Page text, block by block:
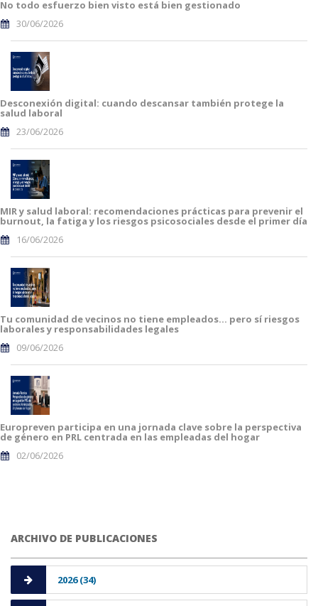
No todo esfuerzo bien visto está bien gestionado
30/06/2026
Desconexión digital: cuando descansar también protege la
salud laboral
23/06/2026
MIR y salud laboral: recomendaciones prácticas para prevenir el
burnout, la fatiga y los riesgos psicosociales desde el primer día
16/06/2026
Tu comunidad de vecinos no tiene empleados… pero sí riesgos
laborales y responsabilidades legales
09/06/2026
Europreven participa en una jornada clave sobre la perspectiva
de género en PRL centrada en las empleadas del hogar
02/06/2026
ARCHIVO DE PUBLICACIONES
2026 (34)